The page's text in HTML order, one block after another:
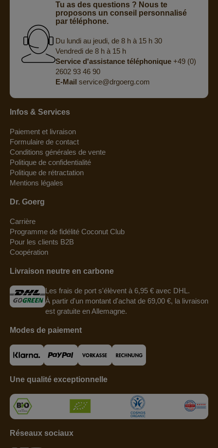
Tu as des questions ? Nous te
proposons un conseil personnalisé
par téléphone.
Du lundi au jeudi, de 8 h à 15 h 30
Vendredi de 8 h à 15 h
Service d'assistance téléphonique+49 (0)
2602 93 46 90
E-Mail service@drgoerg.com
Infos & Services
Paiement et livraison
Formulaire de contact
Conditions générales de vente
Politique de confidentialité
Politique de rétractation
Mentions légales
Dr. Goerg
Carrière
Programme de fidélité Coconut Club
Pour les clients B2B
Coopération
Livraison neutre en carbone
Les frais de port s'élèvent à 6,95 € avec DHL.
À partir d'un montant d'achat de 69,00 €, la livraison
est gratuite en Allemagne.
Modes de paiement
Une qualité exceptionnelle
Réseaux sociaux